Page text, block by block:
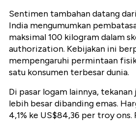
Sentimen tambahan datang
India mengumumkan
maksimal 100 kilogram dalam
authorization. Kebijakan ini
mempengaruhi permintaan
satu konsumen terbesar dunia.
Di pasar logam lainnya,
lebih besar dibanding emas.
4,1% ke US$84,36 per troy